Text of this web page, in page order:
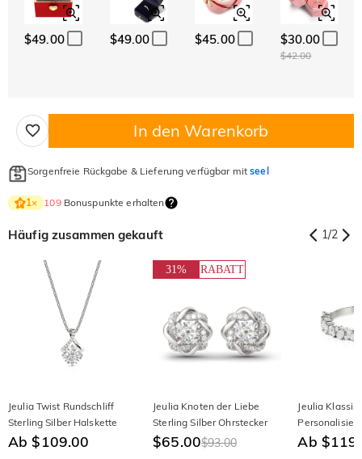
$49.00 $49.00 $45.00 $30.00
$42.00
In den Warenkorb
Sorgenfreie Rückgabe & Lieferung verfügbar mitseel
1× 109Bonuspunkte erhalten
Häufig zusammen gekauft 1/2
Jeulia Twist Rundschliff
Sterling Silber Halskette
Ab $109.00
31% RABATT
Jeulia Knoten der Liebe
Sterling Silber Ohrstecker
$65.00$93.00
Jeulia
Ewigkeitsring
Ab